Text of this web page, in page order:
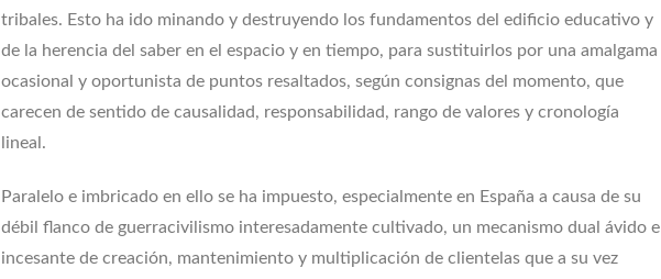
tribales. Esto ha ido minando y destruyendo los fundamentos del edificio educativo y
de la herencia del saber en el espacio y en tiempo, para sustituirlos por una amalgama
ocasional y oportunista de puntos resaltados, según consignas del momento, que
carecen de sentido de causalidad, responsabilidad, rango de valores y cronología
lineal.
Paralelo e imbricado en ello se ha impuesto, especialmente en España a causa de su
débil flanco de guerracivilismo interesadamente cultivado, un mecanismo dual ávido e
incesante de creación, mantenimiento y multiplicación de clientelas que a su vez